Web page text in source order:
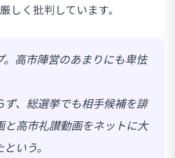
しく批判しています。
。高市陣営のあまりにも卑怯
ず、総選挙でも相手候補を誹
と高市礼讃動画をネットに大
いう。